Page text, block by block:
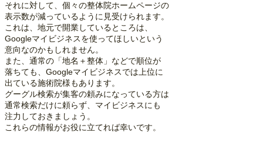
それに対して、個々の整体院ホームページの
表示数が減っているように見受けられます。
これは、地元で開業しているところは、
Googleマイビジネスを使ってほしいという
意向なのかもしれません。
また、通常の「地名＋整体」などで順位が
落ちても、Googleマイビジネスでは上位に
出ている施術院様もあります。
グーグル検索が集客の頼みになっている方は
通常検索だけに頼らず、マイビジネスにも
注力しておきましょう。
これらの情報がお役に立てれば幸いです。